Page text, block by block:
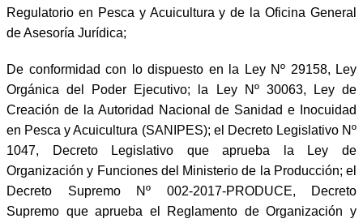
Regulatorio en Pesca y Acuicultura y de la Oficina General
de Asesoría Jurídica;
De conformidad con lo dispuesto en la Ley Nº 29158, Ley
Orgánica del Poder Ejecutivo; la Ley Nº 30063, Ley de
Creación de la Autoridad Nacional de Sanidad e Inocuidad
en Pesca y Acuicultura (SANIPES); el Decreto Legislativo Nº
1047, Decreto Legislativo que aprueba la Ley de
Organización y Funciones del Ministerio de la Producción; el
Decreto Supremo Nº 002-2017-PRODUCE, Decreto
Supremo que aprueba el Reglamento de Organización y